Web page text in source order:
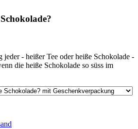
jeder - heißer Tee oder heiße Schokolade -
die heiße Schokolade so süss im